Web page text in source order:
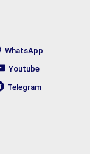
WhatsApp
Youtube
Telegram